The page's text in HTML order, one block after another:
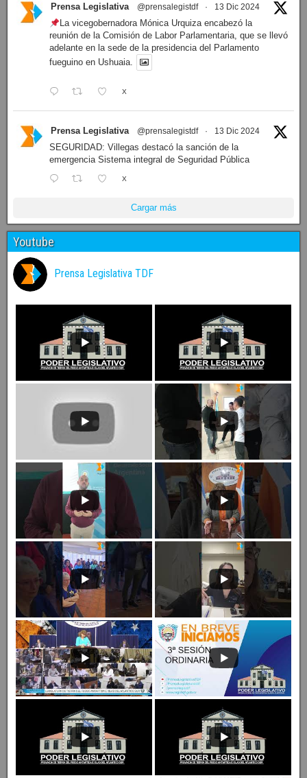
Prensa Legislativa @prensalegistdf · 13 Dic 2024
La vicegobernadora Mónica Urquiza encabezó la
reunión de la Comisión de Labor Parlamentaria, que se llevó
adelante en la sede de la presidencia del Parlamento
fueguino en Ushuaia.
X
Prensa Legislativa @prensalegistdf · 13 Dic 2024
SEGURIDAD: Villegas destacó la sanción de la
emergencia Sistema integral de Seguridad Pública
X
Cargar más
Youtube
Prensa Legislativa TDF